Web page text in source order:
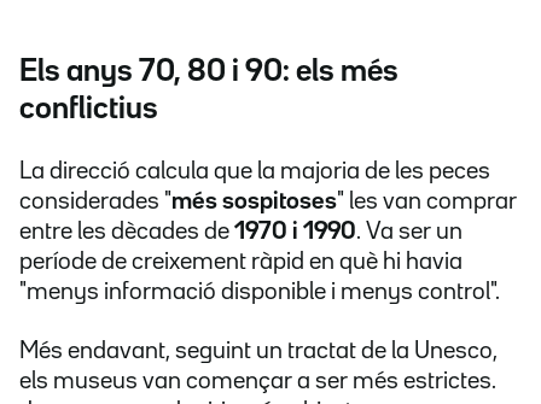
Els anys 70, 80 i 90: els més
conflictius
La direcció calcula que la majoria de les peces
considerades "més sospitoses" les van comprar
entre les dècades de 1970 i 1990. Va ser un
període de creixement ràpid en què hi havia
"menys informació disponible i menys control".
Més endavant, seguint un tractat de la Unesco,
els museus van començar a ser més estrictes.